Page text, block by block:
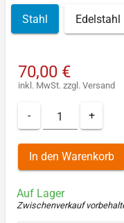
Stahl Edelstahl
70,00 €
inkl. MwSt. zzgl. Versand
- +
In den Warenkorb
Auf Lager
Zwischenverkauf